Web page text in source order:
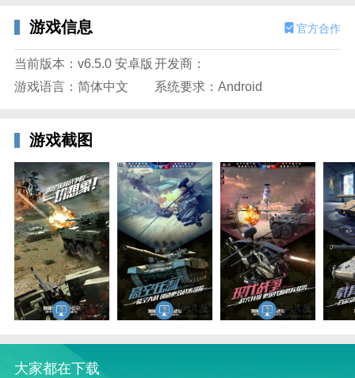
3、瞄准后点击红色箭头里的发射键就可以送它回家
了。
巅峰坦克装甲战歌官方介绍
巅峰坦克装甲战歌是一个主打现代战争题材的陆空载具
升机、反坦克歼击炮等武器载具可供玩家自由选择,在
一场12v12的真人实时对战中,感受最直观震撼的战争体
游戏信息 官方合作
当前版本：v6.5.0 安卓版 开发商：
游戏语言：简体中文
系统要求：Android
游戏截图
大家都在下载